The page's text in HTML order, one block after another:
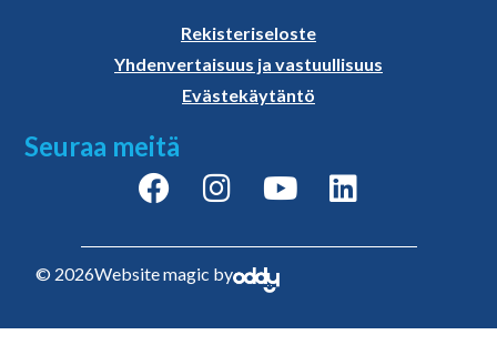
Rekisteriseloste
Yhdenvertaisuus ja vastuullisuus
Evästekäytäntö
Seuraa meitä
© 2026Website magic by